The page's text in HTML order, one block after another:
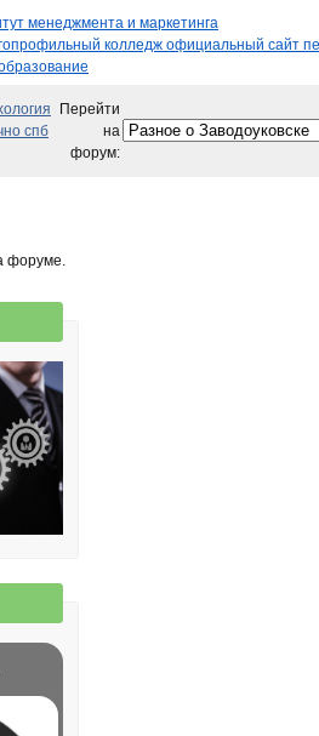
менеджмента и маркетинга
колледж официальный сайт
спб
Перейти
на
форум:
форуме.